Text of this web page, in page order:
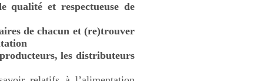
qualité et respectueuse de
de chacun et (re)trouver
les distributeurs